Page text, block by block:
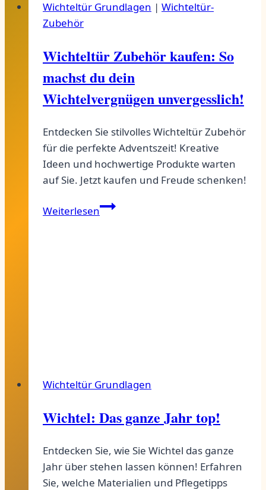
Wichteltür Grundlagen | Wichteltür-
Zubehör
Wichteltür Zubehör kaufen: So
machst du dein
Wichtelvergnügen unvergesslich!
Entdecken Sie stilvolles Wichteltür Zubehör
für die perfekte Adventszeit! Kreative
Ideen und hochwertige Produkte warten
auf Sie. Jetzt kaufen und Freude schenken!
WeiterlesenWichteltür
Wichteltür Grundlagen
Wichtel: Das ganze Jahr top!
Entdecken Sie, wie Sie Wichtel das ganze
Jahr über stehen lassen können! Erfahren
Sie, welche Materialien und Pflegetipps